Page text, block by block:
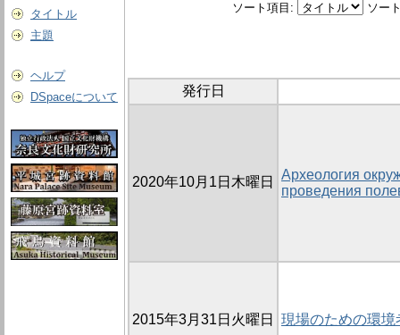
タイトル
主題
ヘルプ
DSpaceについて
ソート項目: ソー
発行日
2020年10月1日木曜日
Археология
проведения
2015年3月31日火曜日 現場のための環